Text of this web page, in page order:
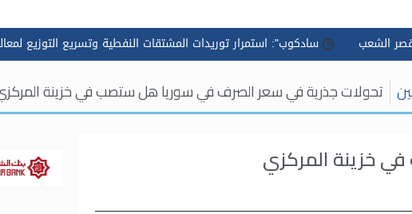
سادكوب": استمرار توريدات المشتقات النفطية وتسريع التوزيع لمعالجة الازدحام
تحولات جذرية في سعر الصرف في سوريا هل ستصب في خزينة
خزينة المركزي